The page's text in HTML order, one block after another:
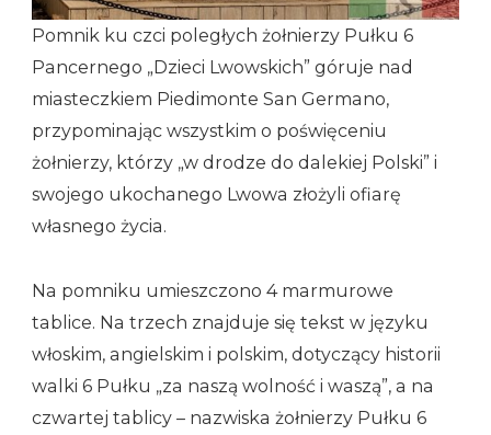
Pomnik ku czci poległych żołnierzy Pułku 6
Pancernego „Dzieci Lwowskich” góruje nad
miasteczkiem Piedimonte San Germano,
przypominając wszystkim o poświęceniu
żołnierzy, którzy „w drodze do dalekiej Polski” i
swojego ukochanego Lwowa złożyli ofiarę
własnego życia.
Na pomniku umieszczono 4 marmurowe
tablice. Na trzech znajduje się tekst w języku
włoskim, angielskim i polskim, dotyczący historii
walki 6 Pułku „za naszą wolność i waszą”, a na
czwartej tablicy – nazwiska żołnierzy Pułku 6